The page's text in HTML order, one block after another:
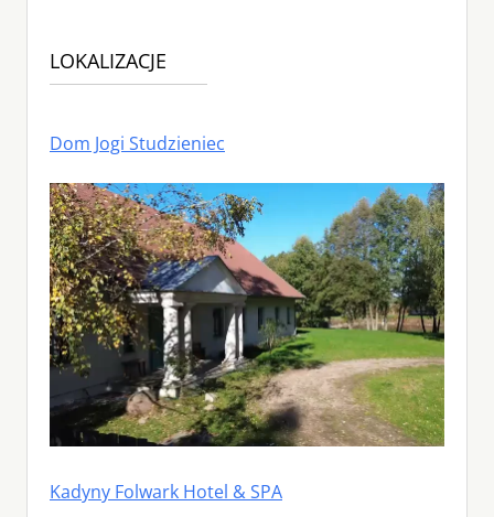
LOKALIZACJE
Dom Jogi Studzieniec
Kadyny Folwark Hotel & SPA